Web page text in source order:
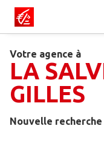
Votre agence à
LA
GILLES
Nouvelle recherche